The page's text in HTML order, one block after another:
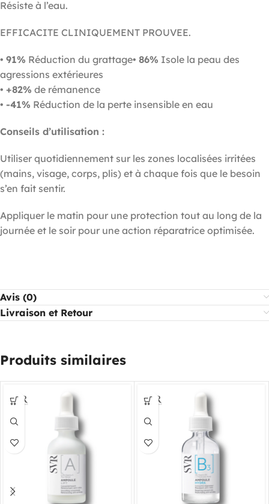
Résiste à l’eau.
EFFICACITE CLINIQUEMENT PROUVEE.
• 91% Réduction du grattage• 86% Isole la peau des
agressions extérieures
• +82% de rémanence
• -41% Réduction de la perte insensible en eau
Conseils d’utilisation :
Utiliser quotidiennement sur les zones localisées irritées
(mains, visage, corps, plis) et à chaque fois que le besoin
s’en fait sentir.
Appliquer le matin pour une protection tout au long de la
journée et le soir pour une action réparatrice optimisée.
Avis (0)
Livraison et Retour
Produits similaires